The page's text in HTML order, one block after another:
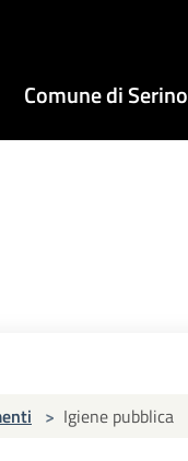
Comune di Serino
> Igiene pubblica